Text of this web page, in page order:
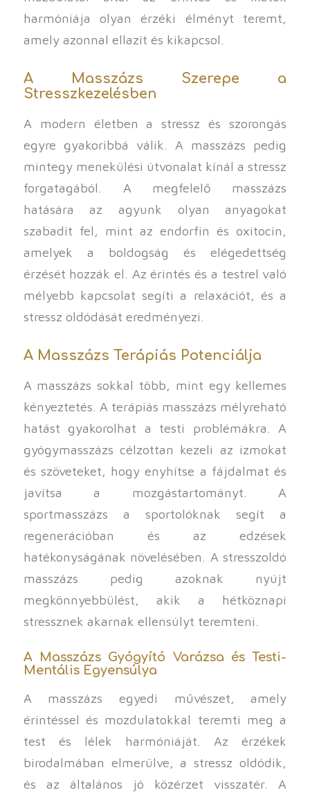
harmóniája olyan érzéki élményt teremt,
amely azonnal ellazít és kikapcsol.
A Masszázs Szerepe a
Stresszkezelésben
A modern életben a stressz és szorongás
egyre gyakoribbá válik. A masszázs pedig
mintegy menekülési útvonalat kínál a stressz
forgatagából. A megfelelő masszázs
hatására az agyunk olyan anyagokat
szabadít fel, mint az endorfin és oxitocin,
amelyek a boldogság és elégedettség
érzését hozzák el. Az érintés és a testrel való
mélyebb kapcsolat segíti a relaxációt, és a
stressz oldódását eredményezi.
A Masszázs Terápiás Potenciálja
A masszázs sokkal több, mint egy kellemes
kényeztetés. A terápiás masszázs mélyreható
hatást gyakorolhat a testi problémákra. A
gyógymasszázs célzottan kezeli az izmokat
és szöveteket, hogy enyhítse a fájdalmat és
javítsa a mozgástartományt. A
sportmasszázs a sportolóknak segít a
regenerációban és az edzések
hatékonyságának növelésében. A stresszoldó
masszázs pedig azoknak nyújt
megkönnyebbülést, akik a hétköznapi
stressznek akarnak ellensúlyt teremteni.
A Masszázs Gyógyító Varázsa és Testi-
Mentális Egyensúlya
A masszázs egyedi művészet, amely
érintéssel és mozdulatokkal teremti meg a
test és lélek harmóniáját. Az érzékek
birodalmában elmerülve, a stressz oldódik,
és az általános jó közérzet visszatér. A